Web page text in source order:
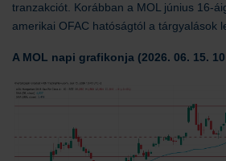
tranzakciót. Korábban a MOL június 16-
amerikai OFAC hatóságtól a tárgyalások
A MOL napi grafikonja (2026. 06. 15.